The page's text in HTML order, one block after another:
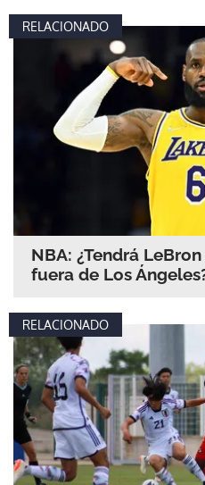
RELACIONADO
NBA: ¿Tendrá
fuera de Los
RELACIONADO